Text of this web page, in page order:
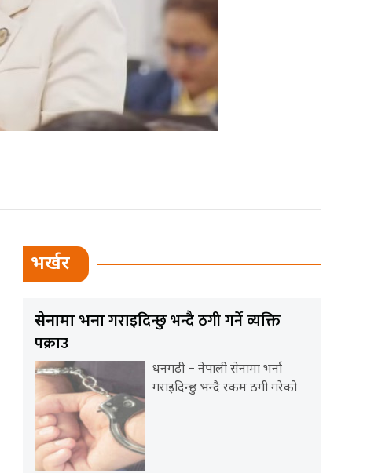
भर्खर
सेनामा भर्नागराइदिन्छु भन्दै ठगी गर्ने व्यक्ति
पक्राउ
धनगढी – नेपाली सेनामा भर्ना
गराइदिन्छु भन्दै रकम ठगी गरेको